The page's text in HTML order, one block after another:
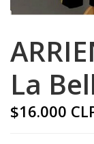
La
$16.000